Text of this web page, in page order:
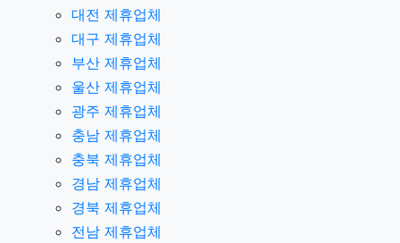
대전 제휴업체
대구 제휴업체
부산 제휴업체
울산 제휴업체
광주 제휴업체
충남 제휴업체
충북 제휴업체
경남 제휴업체
경북 제휴업체
전남 제휴업체